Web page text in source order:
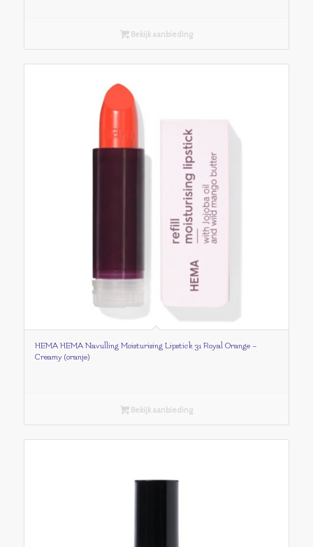
Bekijk aanbieding
HEMA HEMA Navulling Moisturising Lipstick 31 Royal Orange –
Creamy (oranje)
Bekijk aanbieding